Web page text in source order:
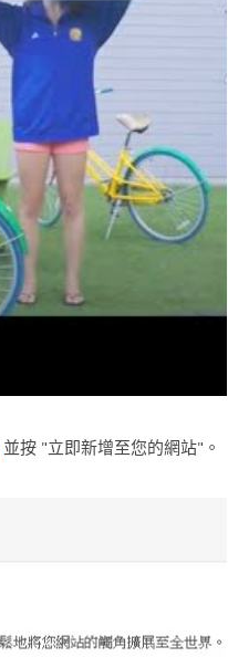
並按 "立即新增至您的網站"。